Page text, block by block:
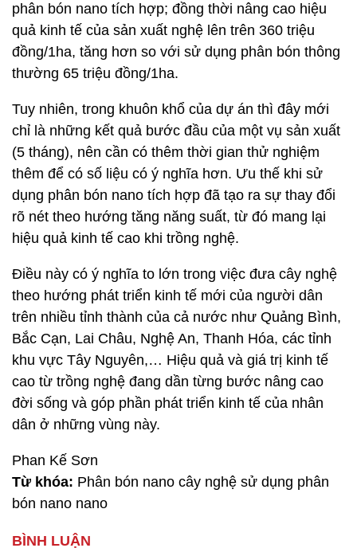
phân bón nano tích hợp; đồng thời nâng cao hiệu
quả kinh tế của sản xuất nghệ lên trên 360 triệu
đồng/1ha, tăng hơn so với sử dụng phân bón thông
thường 65 triệu đồng/1ha.
Tuy nhiên, trong khuôn khổ của dự án thì đây mới
chỉ là những kết quả bước đầu của một vụ sản xuất
(5 tháng), nên cần có thêm thời gian thử nghiệm
thêm để có số liệu có ý nghĩa hơn. Ưu thế khi sử
dụng phân bón nano tích hợp đã tạo ra sự thay đổi
rõ nét theo hướng tăng năng suất, từ đó mang lại
hiệu quả kinh tế cao khi trồng nghệ.
Điều này có ý nghĩa to lớn trong việc đưa cây nghệ
theo hướng phát triển kinh tế mới của người dân
trên nhiều tỉnh thành của cả nước như Quảng Bình,
Bắc Cạn, Lai Châu, Nghệ An, Thanh Hóa, các tỉnh
khu vực Tây Nguyên,… Hiệu quả và giá trị kinh tế
cao từ trồng nghệ đang dần từng bước nâng cao
đời sống và góp phần phát triển kinh tế của nhân
dân ở những vùng này.
Phan Kế Sơn
Từ khóa: Phân bón nano cây nghệ sử dụng phân
bón nano nano